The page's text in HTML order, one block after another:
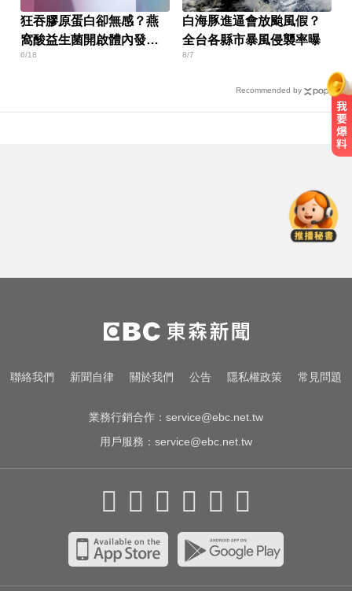
狂吞膠原蛋白卻無感？燕
窩酸益生菌開啟體內發光
燈泡
6/18
白海豚進逼會放颱風假？
全台各縣市暴風侵襲率曝
8/7
Recommended by
堂喊：你殺青了
金牌員工轉投李多慧！剪輯師突暴
紅狂接20業配 Joeman 認：我也會
愛玩車／無聲超跑失寵 瑪莎拉蒂將
聯絡我們 新聞自律 關於我們 公告 隱私權政策 常見問題
業務行銷合作： service@ebc.net.tw
用戶服務： service@ebc.net.tw